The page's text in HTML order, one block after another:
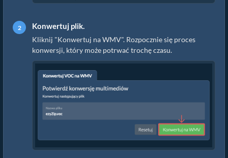
Konwertuj plik.
Kliknij "Konwertuj na WMV". Rozpocznie się proces
konwersji, który może potrwać trochę czasu.